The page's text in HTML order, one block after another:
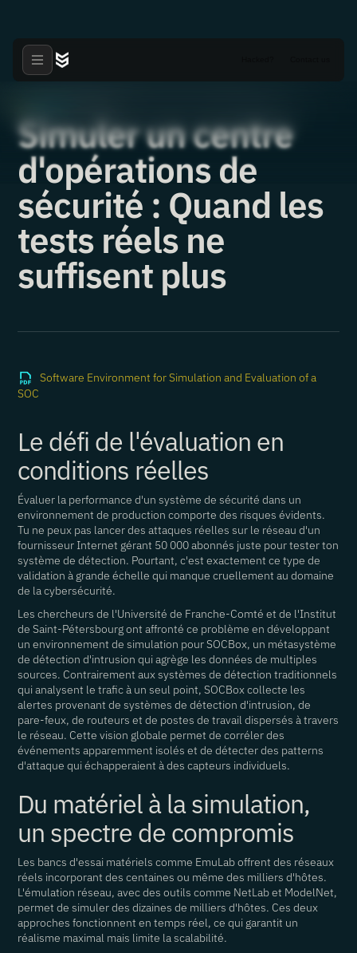
Simuler un centre
d'opérations de
sécurité : Quand les
tests réels ne
suffisent plus
Software Environment for Simulation and Evaluation of a
SOC
Le défi de l'évaluation en
conditions réelles
Évaluer la performance d'un système de sécurité dans un
environnement de production comporte des risques évidents.
Tu ne peux pas lancer des attaques réelles sur le réseau d'un
fournisseur Internet gérant 50 000 abonnés juste pour tester ton
système de détection. Pourtant, c'est exactement ce type de
validation à grande échelle qui manque cruellement au domaine
de la cybersécurité.
Les chercheurs de l'Université de Franche-Comté et de l'Institut
de Saint-Pétersbourg ont affronté ce problème en développant
un environnement de simulation pour SOCBox, un métasystème
de détection d'intrusion qui agrège les données de multiples
sources. Contrairement aux systèmes de détection traditionnels
qui analysent le trafic à un seul point, SOCBox collecte les
alertes provenant de systèmes de détection d'intrusion, de
pare-feux, de routeurs et de postes de travail dispersés à travers
le réseau. Cette vision globale permet de corréler des
événements apparemment isolés et de détecter des patterns
d'attaque qui échapperaient à des capteurs individuels.
Du matériel à la simulation,
un spectre de compromis
Les bancs d'essai matériels comme EmuLab offrent des réseaux
réels incorporant des centaines ou même des milliers d'hôtes.
L'émulation réseau, avec des outils comme NetLab et ModelNet,
permet de simuler des dizaines de milliers d'hôtes. Ces deux
approches fonctionnent en temps réel, ce qui garantit un
réalisme maximal mais limite la scalabilité.